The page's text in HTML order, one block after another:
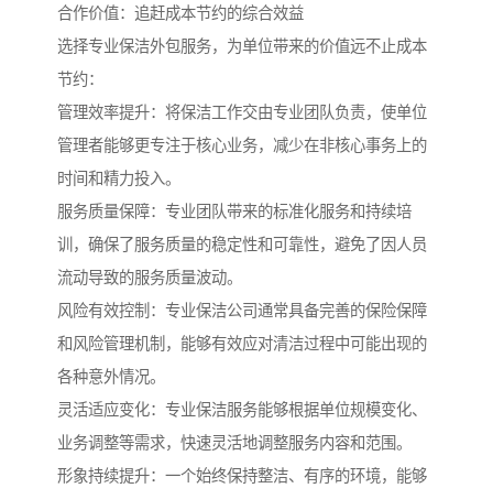
合作价值：追赶成本节约的综合效益
选择专业保洁外包服务，为单位带来的价值远不止成本
节约：
管理效率提升：将保洁工作交由专业团队负责，使单位
管理者能够更专注于核心业务，减少在非核心事务上的
时间和精力投入。
服务质量保障：专业团队带来的标准化服务和持续培
训，确保了服务质量的稳定性和可靠性，避免了因人员
流动导致的服务质量波动。
风险有效控制：专业保洁公司通常具备完善的保险保障
和风险管理机制，能够有效应对清洁过程中可能出现的
各种意外情况。
灵活适应变化：专业保洁服务能够根据单位规模变化、
业务调整等需求，快速灵活地调整服务内容和范围。
形象持续提升：一个始终保持整洁、有序的环境，能够